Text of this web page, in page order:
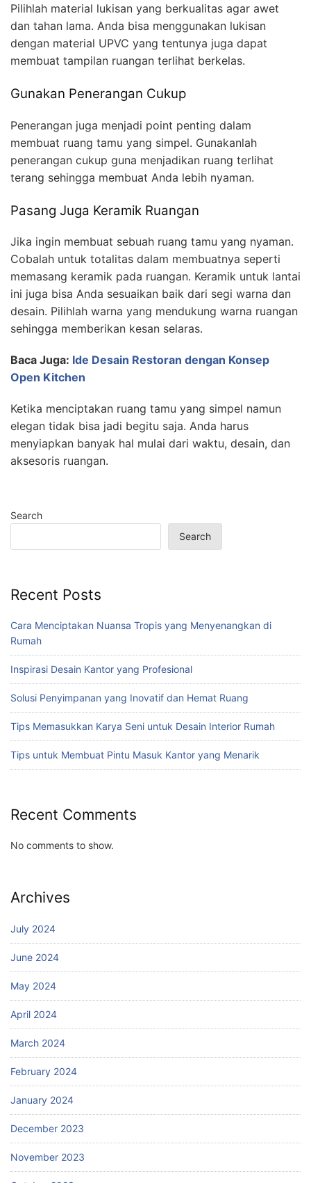
Pilihlah material lukisan yang berkualitas agar awet
dan tahan lama. Anda bisa menggunakan lukisan
dengan material UPVC yang tentunya juga dapat
membuat tampilan ruangan terlihat berkelas.
Gunakan Penerangan Cukup
Penerangan juga menjadi point penting dalam
membuat ruang tamu yang simpel. Gunakanlah
penerangan cukup guna menjadikan ruang terlihat
terang sehingga membuat Anda lebih nyaman.
Pasang Juga Keramik Ruangan
Jika ingin membuat sebuah ruang tamu yang nyaman.
Cobalah untuk totalitas dalam membuatnya seperti
memasang keramik pada ruangan. Keramik untuk lantai
ini juga bisa Anda sesuaikan baik dari segi warna dan
desain. Pilihlah warna yang mendukung warna ruangan
sehingga memberikan kesan selaras.
Baca Juga: Ide Desain Restoran dengan Konsep
Open Kitchen
Ketika menciptakan ruang tamu yang simpel namun
elegan tidak bisa jadi begitu saja. Anda harus
menyiapkan banyak hal mulai dari waktu, desain, dan
aksesoris ruangan.
Search
Search
Recent Posts
Cara Menciptakan Nuansa Tropis yang Menyenangkan di
Rumah
Inspirasi Desain Kantor yang Profesional
Solusi Penyimpanan yang Inovatif dan Hemat Ruang
Tips Memasukkan Karya Seni untuk Desain Interior Rumah
Tips untuk Membuat Pintu Masuk Kantor yang Menarik
Recent Comments
No comments to show.
Archives
July 2024
June 2024
May 2024
April 2024
March 2024
February 2024
January 2024
December 2023
November 2023